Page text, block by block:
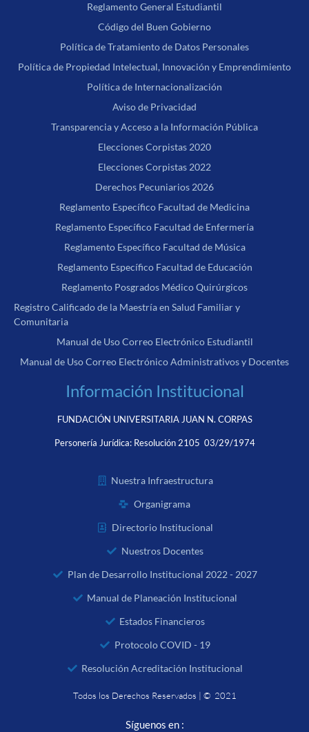
Reglamento General Estudiantil
Código del Buen Gobierno
Política de Tratamiento de Datos Personales
Política de Propiedad Intelectual, Innovación y Emprendimiento
Política de Internacionalización
Aviso de Privacidad
Transparencia y Acceso a la Información Pública
Elecciones Corpistas 2020
Elecciones Corpistas 2022
Derechos Pecuniarios 2026
Reglamento Específico Facultad de Medicina
Reglamento Específico Facultad de Enfermería
Reglamento Específico Facultad de Música
Reglamento Específico Facultad de Educación
Reglamento Posgrados Médico Quirúrgicos
Registro Calificado de la Maestría en Salud Familiar y
Comunitaria
Manual de Uso Correo Electrónico Estudiantil
Manual de Uso Correo Electrónico Administrativos y Docentes
Información Institucional
FUNDACIÓN UNIVERSITARIA JUAN N. CORPAS
Personería Jurídica: Resolución 2105 03/29/1974
Nuestra Infraestructura
Organigrama
Directorio Institucional
Nuestros Docentes
Plan de Desarrollo Institucional 2022 - 2027
Manual de Planeación Institucional
Estados Financieros
Protocolo COVID - 19
Resolución Acreditación Institucional
Todos los Derechos Reservados | © 2021
Síguenos en :